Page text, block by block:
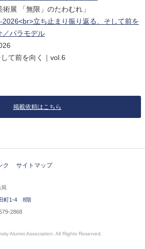
展 「無限」のたわむれ」
て前を向く｜vol.6
掲載依頼はこちら
ク サイトマップ
務局
町1-4 8階
2868
Alumni Association. All Rights Reserved.